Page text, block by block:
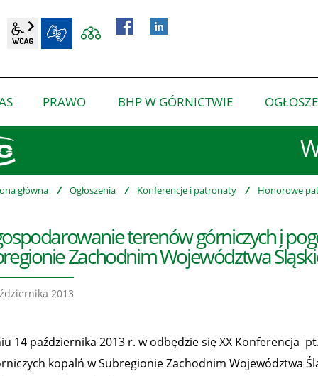
BIP wcag2.1
pokaż
podmenu
nas”
PRAWO
pokaż
podmenu
BHP W GÓRNICTWIE
pokaż
podmenu
w
główna / Ogłoszenia / Konferencje i patronaty / Honorowe
terenów górniczych i
Zachodnim Województwa
2013
14 października 2013 r. w odbędzie się XX Konferencja
kopalń w Subregionie Zachodnim Województwa